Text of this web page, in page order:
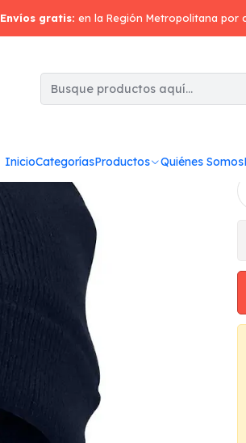
InicioCategoríasProductos Quiénes Somos
Envíos gratis: en la Región Metropolitana por
Inicio Gorros Gorro de
|